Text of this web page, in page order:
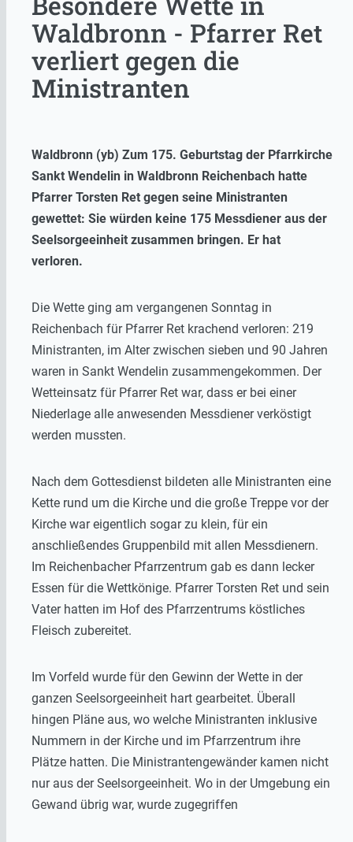
Waldbronn - Pfarrer Ret
verliert gegen die
Ministranten
Waldbronn (yb) Zum 175. Geburtstag der Pfarrkirche
Sankt Wendelin in Waldbronn Reichenbach hatte
Pfarrer Torsten Ret gegen seine Ministranten
gewettet: Sie würden keine 175 Messdiener aus der
Seelsorgeeinheit zusammen bringen. Er hat
verloren.
Die Wette ging am vergangenen Sonntag in
Reichenbach für Pfarrer Ret krachend verloren: 219
Ministranten, im Alter zwischen sieben und 90 Jahren
waren in Sankt Wendelin zusammengekommen. Der
Wetteinsatz für Pfarrer Ret war, dass er bei einer
Niederlage alle anwesenden Messdiener verköstigt
werden mussten.
Nach dem Gottesdienst bildeten alle Ministranten eine
Kette rund um die Kirche und die große Treppe vor der
Kirche war eigentlich sogar zu klein, für ein
anschließendes Gruppenbild mit allen Messdienern.
Im Reichenbacher Pfarrzentrum gab es dann lecker
Essen für die Wettkönige. Pfarrer Torsten Ret und sein
Vater hatten im Hof des Pfarrzentrums köstliches
Fleisch zubereitet.
Im Vorfeld wurde für den Gewinn der Wette in der
ganzen Seelsorgeeinheit hart gearbeitet. Überall
hingen Pläne aus, wo welche Ministranten inklusive
Nummern in der Kirche und im Pfarrzentrum ihre
Plätze hatten. Die Ministrantengewänder kamen nicht
nur aus der Seelsorgeeinheit. Wo in der Umgebung ein
Gewand übrig war, wurde zugegriffen